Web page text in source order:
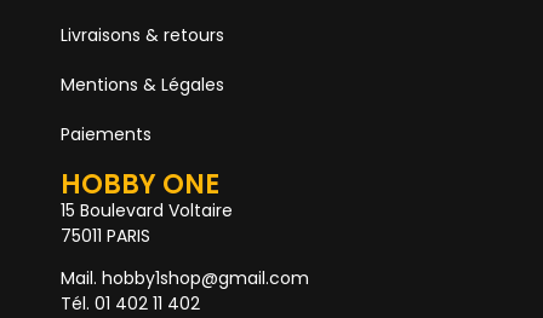
Livraisons & retours
Mentions & Légales
Paiements
HOBBY ONE
15 Boulevard Voltaire
75011 PARIS
Mail. hobby1shop@gmail.com
Tél. 01 402 11 402